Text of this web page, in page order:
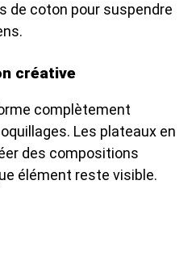
de coton pour suspendre
créative
complètement
Les plateaux en
des compositions
élément reste visible.